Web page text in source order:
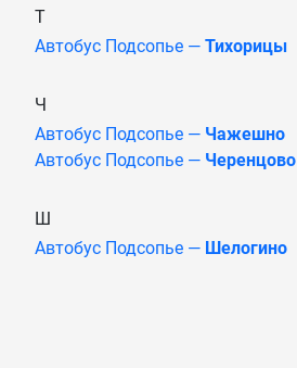
Т
Автобус Подсопье — Тихорицы
Ч
Автобус Подсопье — Чажешно
Автобус Подсопье — Черенцово
Ш
Автобус Подсопье — Шелогино